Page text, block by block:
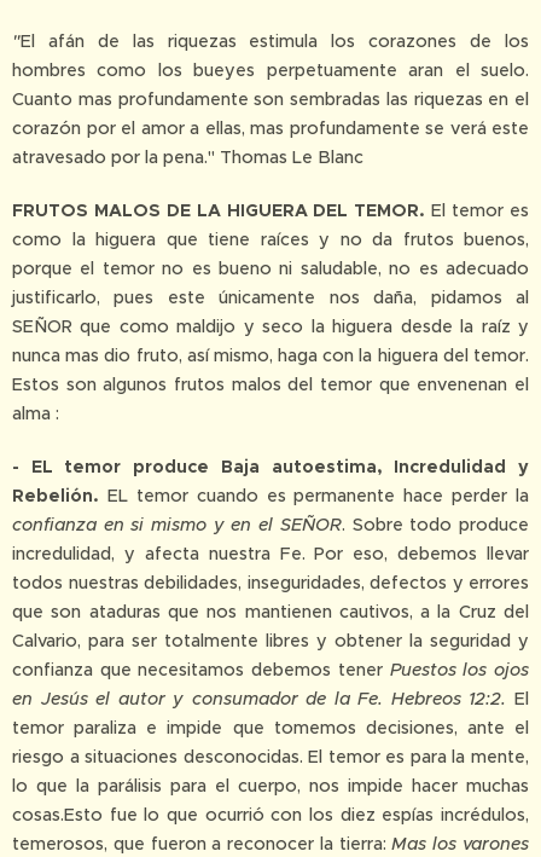
"El afán de las riquezas estimula los corazones de los
hombres como los bueyes perpetuamente aran el suelo.
Cuanto mas profundamente son sembradas las riquezas en el
corazón por el amor a ellas, mas profundamente se verá este
atravesado por la pena." Thomas Le Blanc
FRUTOS MALOS DE LA HIGUERA DEL TEMOR. El temor es
como la higuera que tiene raíces y no da frutos buenos,
porque el temor no es bueno ni saludable, no es adecuado
justificarlo, pues este únicamente nos daña, pidamos al
SEÑOR que como maldijo y seco la higuera desde la raíz y
nunca mas dio fruto, así mismo, haga con la higuera del temor.
Estos son algunos frutos malos del temor que envenenan el
alma :
- EL temor produce Baja autoestima,
Incredulidad y
Rebelión. EL temor cuando es permanente hace perder la
confianza en si mismo y en el SEÑOR. Sobre todo produce
incredulidad, y afecta nuestra Fe. Por eso, debemos llevar
todos nuestras debilidades, inseguridades, defectos y errores
que son ataduras que nos mantienen cautivos, a la Cruz del
Calvario, para ser totalmente libres y obtener la seguridad y
confianza que necesitamos debemos tener Puestos los ojos
en Jesús el autor y consumador de la Fe. Hebreos 12:2. El
temor paraliza e impide que tomemos decisiones, ante el
riesgo a situaciones desconocidas. El temor es para la mente,
lo que la parálisis para el cuerpo, nos impide hacer muchas
cosas.Esto fue lo que ocurrió con los diez espías incrédulos,
temerosos, que fueron a reconocer la tierra:Mas los varones